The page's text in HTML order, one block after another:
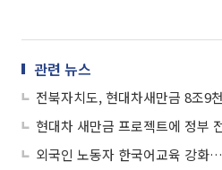
관련 뉴스
전북자치도, 현대차새만금 8조9